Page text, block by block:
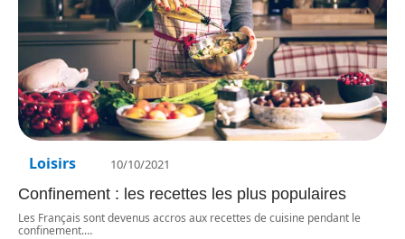
Loisirs 10/10/2021
Confinement : les recettes les plus populaires
Les Français sont devenus accros aux recettes de cuisine pendant le
confinement.…